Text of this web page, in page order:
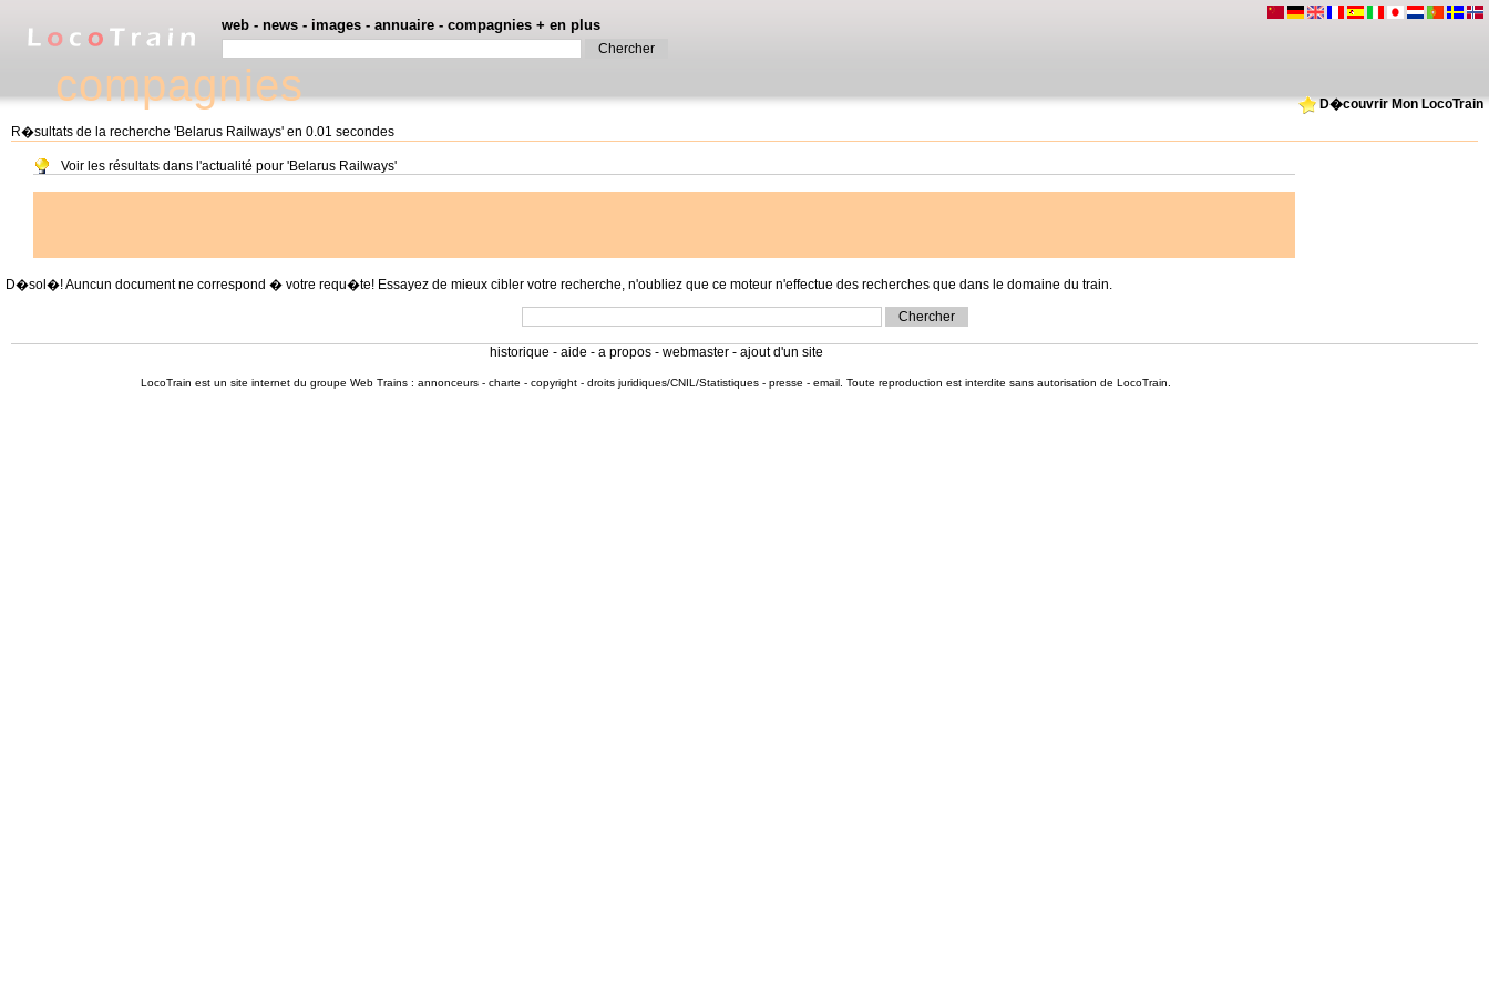
compagnies
web - news - images - annuaire - compagnies + en plus
R�sultats de la recherche 'Belarus Railways' en 0.01 secondes
Voir les résultats dans l'actualité pour 'Belarus Railways'
D�sol�! Auncun document ne correspond � votre requ�te! Essayez de mieux cibler votre recherche, n'oubliez que ce moteur n'effectue des recherches que dans le domaine du train.
historique - aide - a propos- webmaster- ajout d'un site
LocoTrain est un site internet du groupe Web Trains : annonceurs - charte - copyright - droits juridiques/CNIL/Statistiques - presse - email . Toute reproduction est interdite sans autorisation de LocoTrain.
D�couvrir Mon LocoTrain